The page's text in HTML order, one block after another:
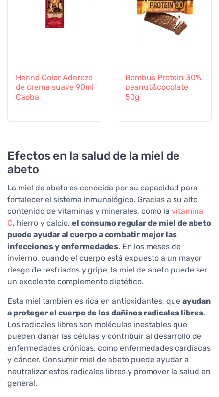
Henné Color Aderezo
de crema suave 90ml
Caoba
Bombus Protein 30%
peanut&cocolate
50g
Efectos en la salud de la miel de
abeto
La miel de abeto es conocida por su capacidad para
fortalecer el sistema inmunológico. Gracias a su alto
contenido de vitaminas y minerales, como la vitamina
C, hierro y calcio, el consumo regular de miel de abeto
puede ayudar al cuerpo a combatir mejor las
infecciones y enfermedades. En los meses de
invierno, cuando el cuerpo está expuesto a un mayor
riesgo de resfriados y gripe, la miel de abeto puede ser
un excelente complemento dietético.
Esta miel también es rica en antioxidantes, que ayudan
a proteger el cuerpo de los dañinos radicales libres.
Los radicales libres son moléculas inestables que
pueden dañar las células y contribuir al desarrollo de
enfermedades crónicas, como enfermedades cardíacas
y cáncer. Consumir miel de abeto puede ayudar a
neutralizar estos radicales libres y promover la salud en
general.